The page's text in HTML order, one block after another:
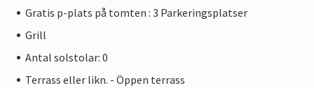
Gratis p-plats på tomten : 3 Parkeringsplatser
Grill
Antal solstolar: 0
Terrass eller likn. - Öppen terrass